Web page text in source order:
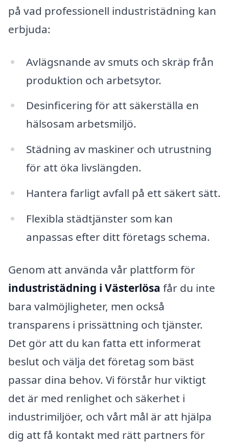
på vad professionell industristädning kan
erbjuda:
Avlägsnande av smuts och skräp från
produktion och arbetsytor.
Desinficering för att säkerställa en
hälsosam arbetsmiljö.
Städning av maskiner och utrustning
för att öka livslängden.
Hantera farligt avfall på ett säkert sätt.
Flexibla städtjänster som kan
anpassas efter ditt företags schema.
Genom att använda vår plattform för
industristädning i Västerlösa får du inte
bara valmöjligheter, men också
transparens i prissättning och tjänster.
Det gör att du kan fatta ett informerat
beslut och välja det företag som bäst
passar dina behov. Vi förstår hur viktigt
det är med renlighet och säkerhet i
industrimiljöer, och vårt mål är att hjälpa
dig att få kontakt med rätt partners för